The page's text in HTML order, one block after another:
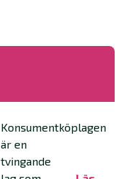
Konsumentköplagen
är en
tvingande